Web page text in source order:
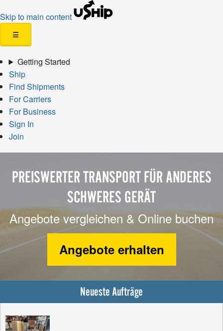
Skip to main content
☰
Getting Started
Ship
Find Shipments
For Carriers
For Business
Sign In
Join
PREISWERTER TRANSPORT FÜR ANDERES
SCHWERES GERÄT
Angebote vergleichen & Online buchen
Angebote erhalten
Neueste Aufträge